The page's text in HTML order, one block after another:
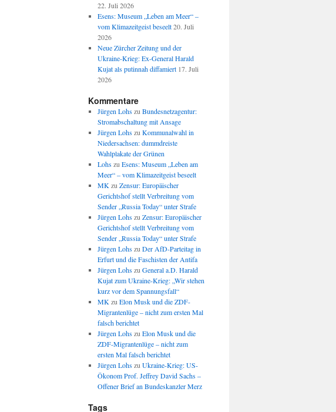
22. Juli 2026
Esens: Museum „Leben am Meer“ –
vom Klimazeitgeist beseelt 20. Juli
2026
Neue Zürcher Zeitung und der
Ukraine-Krieg: Ex-General Harald
Kujat als putinnah diffamiert 17. Juli
2026
Kommentare
Jürgen Lohszu Bundesnetzagentur:
Stromabschaltung mit Ansage
Jürgen Lohszu Kommunalwahl in
Niedersachsen: dummdreiste
Wahlplakate der Grünen
Lohszu Esens: Museum „Leben am
Meer“ – vom Klimazeitgeist beseelt
MK zu Zensur: Europäischer
Gerichtshof stellt Verbreitung vom
Sender „Russia Today“ unter Strafe
Jürgen Lohszu Zensur: Europäischer
Gerichtshof stellt Verbreitung vom
Sender „Russia Today“ unter Strafe
Jürgen Lohszu Der AfD-Parteitag in
Erfurt und die Faschisten der Antifa
Jürgen Lohszu General a.D. Harald
Kujat zum Ukraine-Krieg: „Wir stehen
kurz vor dem Spannungsfall“
MK zu Elon Musk und die ZDF-
Migrantenlüge – nicht zum ersten Mal
falsch berichtet
Jürgen Lohszu Elon Musk und die
ZDF-Migrantenlüge – nicht zum
ersten Mal falsch berichtet
Jürgen Lohszu Ukraine-Krieg: US-
Ökonom Prof. Jeffrey David Sachs –
Offener Brief an Bundeskanzler Merz
Tags